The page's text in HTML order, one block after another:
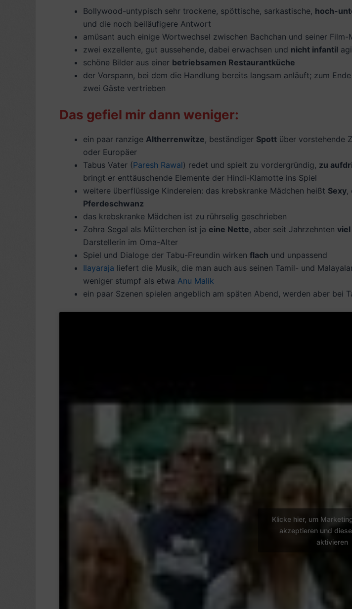
Bollywood-untypisch sehr trockene, spöttische, sarkastische, hoch-
und die noch beiläufigere Antwort
amüsant auch einige Wortwechsel zwischen Bachchan und seiner Film-
zwei exzellente, gut aussehende, dabei erwachsen und nicht infantil
schöne Bilder aus einer betriebsamen Restaurantküche
der Vorspann, bei dem die Handlung bereits langsam anläuft; zum
zwei Gäste vertrieben
Das gefiel mir dann weniger:
ein paar ranzige Altherrenwitze, beständiger Spott über vorstehende
oder Europäer
Tabus Vater (Paresh Rawal) redet und spielt zu vordergründig, zu
bringt er enttäuschende Elemente der Hindi-Klamotte ins Spiel
weitere überflüssige Kindereien: das krebskranke Mädchen heißt Sexy,
Pferdeschwanz
das krebskranke Mädchen ist zu rührselig geschrieben
Zohra Segal als Mütterchen ist ja eine Nette, aber seit Jahrzehnten
Darstellerin im Oma-Alter
Spiel und Dialoge der Tabu-Freundin wirken flach und unpassend
Ilayaraja liefert die Musik, die man auch aus seinen Tamil- und
weniger stumpf als etwa Anu Malik
ein paar Szenen spielen angeblich am späten Abend, werden aber bei
Klicke hier, um
akzeptieren und
aktivieren